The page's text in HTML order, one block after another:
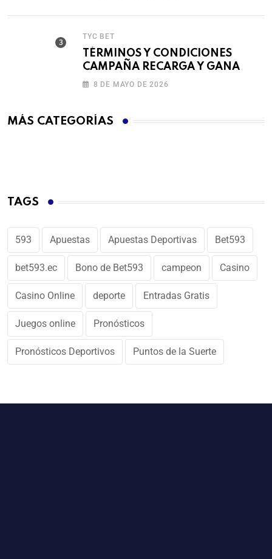
TYC BET
TÉRMINOS Y CONDICIONES
CAMPAÑA RECARGA Y GANA
8 DE MAYO DE 2026
MÁS CATEGORÍAS
TAGS
593 Apuestas Apuestas Deportivas Bet593
bet593.ec Bono de Bet593 campeon Casino
Casino Online deporte Entradas Gratis
Juegos online Pronósticos
Pronósticos Deportivos Puntos de la Suerte